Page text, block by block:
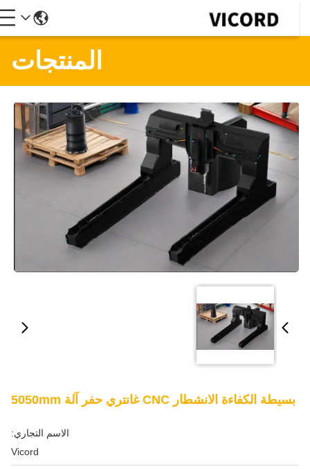
المنتجات
بسيطة الكفاءة الانشطار CNC غانتري حفر آلة 5050mm
الاسم التجاري:
Vicord